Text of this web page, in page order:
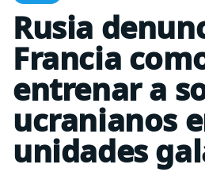
Rusia
Francia
entrenar a
ucranianos
unidades